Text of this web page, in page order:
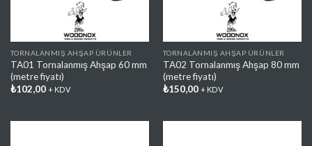
TORNALANMIŞ AHŞAP ÜRÜNLER
TA01 Tornalanmış Ahşap 60 mm
(metre fiyatı)
₺102,00 + KDV
TORNALANMIŞ AHŞAP ÜRÜNLER
TA02 Tornalanmış Ahşap 80 mm
(metre fiyatı)
₺150,00 + KDV